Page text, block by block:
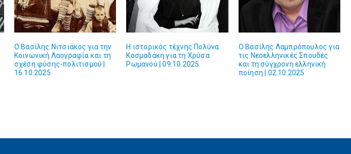
Ο Βασίλης Νιτσιάκος για την
Κοινωνική Λαογραφία και τη
σχέση φύσης-πολιτισμού |
16.10.2025
Η ιστορικός τέχνης Πολύνα
Κοσμαδάκη για τη Χρύσα
Ρωμανού | 09.10.2025
Ο Βασίλης Λαμπρόπουλος για
τις Νεοελληνικές Σπουδές
και τη σύγχρονη ελληνική
ποίηση | 02.10.2025